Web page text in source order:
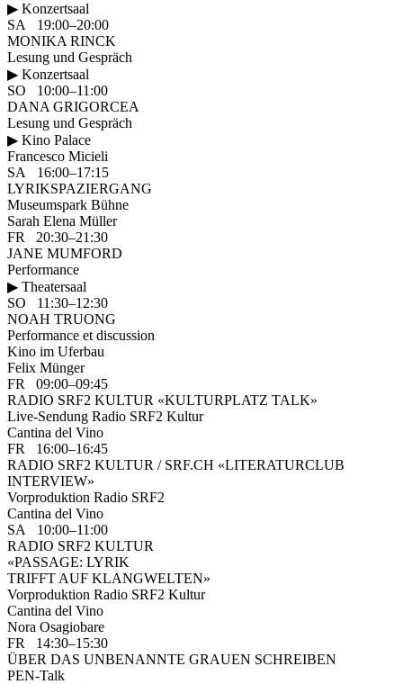
▶ Konzertsaal
SA 19:00–20:00
MONIKA RINCK
Lesung und Gespräch
▶ Konzertsaal
SO 10:00–11:00
DANA GRIGORCEA
Lesung und Gespräch
▶ Kino Palace
Francesco Micieli
SA 16:00–17:15
LYRIKSPAZIERGANG
Museumspark Bühne
Sarah Elena Müller
FR 20:30–21:30
JANE MUMFORD
Performance
▶ Theatersaal
SO 11:30–12:30
NOAH TRUONG
Performance et discussion
Kino im Uferbau
Felix Münger
FR 09:00–09:45
RADIO SRF2 KULTUR «KULTURPLATZ TALK»
Live-Sendung Radio SRF2 Kultur
Cantina del Vino
FR 16:00–16:45
RADIO SRF2 KULTUR / SRF.CH «LITERATURCLUB
INTERVIEW»
Vorproduktion Radio SRF2
Cantina del Vino
SA 10:00–11:00
RADIO SRF2 KULTUR
«PASSAGE: LYRIK
TRIFFT AUF KLANGWELTEN»
Vorproduktion Radio SRF2 Kultur
Cantina del Vino
Nora Osagiobare
FR 14:30–15:30
ÜBER DAS UNBENANNTE GRAUEN SCHREIBEN
PEN-Talk